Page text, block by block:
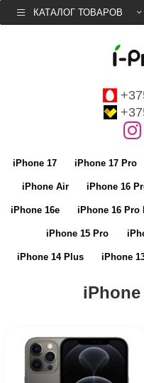
КАТАЛОГ ТОВАРОВ
iPhone 17 iPhone 17 Pro
iPhone Air iPhone 16
iPhone 16e iPhone 16 Pro
iPhone 15 Pro
iPhone 14 Plus iPhone
iPhone